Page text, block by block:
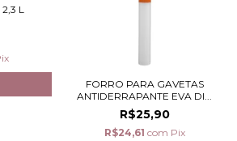
2,3 L
FORRO PARA GAVETAS
ANTIDERRAPANTE EVA DI...
R$25,90
R$24,61 com Pix